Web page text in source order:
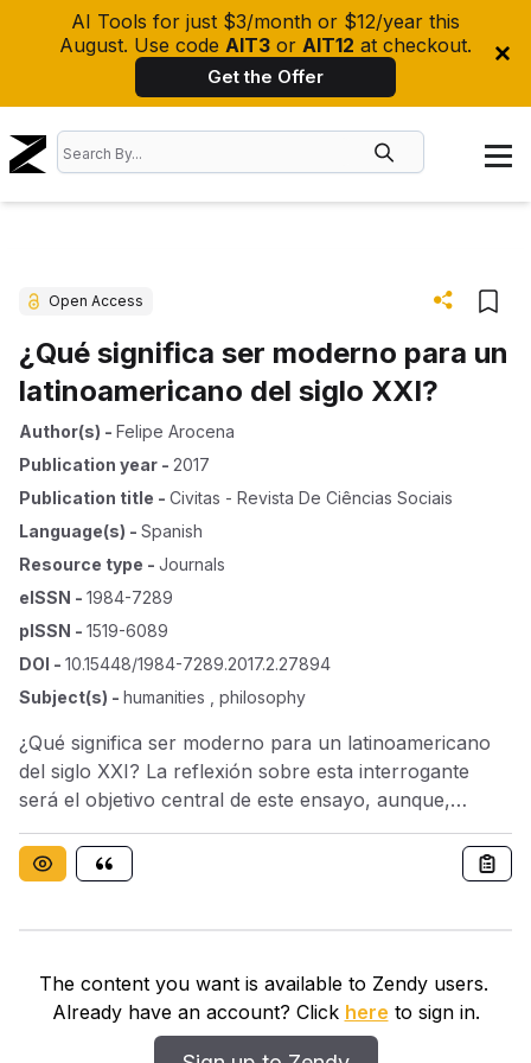
AI Tools for just $3/month or $12/year this
August. Use code AIT3 or AIT12 at checkout.
Get the Offer
Open Access
¿Qué significa ser moderno para un
latinoamericano del siglo XXI?
Author(s) - Felipe Arocena
Publication year - 2017
Publication title - Civitas - Revista De Ciências Sociais
Language(s) - Spanish
Resource type - Journals
eISSN - 1984-7289
pISSN - 1519-6089
DOI - 10.15448/1984-7289.2017.2.27894
Subject(s) - humanities , philosophy
¿Qué significa ser moderno para un latinoamericano
del siglo XXI? La reflexión sobre esta interrogante
será el objetivo central de este ensayo, aunque,
a medida que avance, aparecerán otras que servirán
como punto de apoyo transitorio: ¿qué es lo que suele
entenderse por ser moderno hoy? ¿Qué ha significado
vínculos hay entre lo moderno, el desarrollo y el
progreso? La tesis que se sostiene es que la
tecnología es la fuerza principal que determina qué es
y qué no es moderno o, como lo define el diccionario:
The content you want is available to Zendy users.
Already have an account? Click here to sign in.